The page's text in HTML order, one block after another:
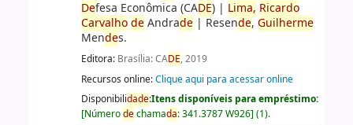
Defesa Econômica (CADE)| Lima, Ricardo
Carvalho deAndrade| Resende, Guilherme
Mendes.
Editora: Brasília: CADE, 2019
Recursos online:Clique aqui para acessar online
Disponibilidade:Itens disponíveis para empréstimo:
[Númerodechamada:341.3787 W926] (1).